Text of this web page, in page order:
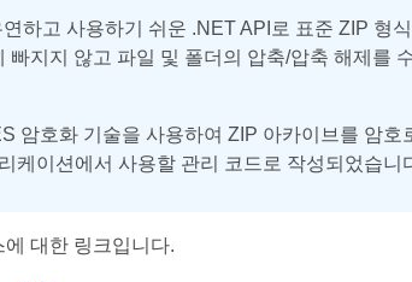
하고 사용하기 쉬운 .NET API로 표준 ZIP 형
빠지지 않고 파일 및 폴더의 압축/압축 해제를
암호화 기술을 사용하여 ZIP 아카이브를 암
케이션에서 사용할 관리 코드로 작성되었습니
대한 링크입니다.